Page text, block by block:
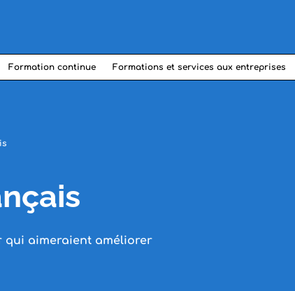
Formation continue Formations et services aux entreprises
qui aimeraient améliorer